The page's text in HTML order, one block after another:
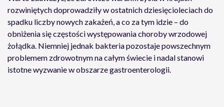
rozwiniętych doprowadziły w ostatnich dziesięcioleciach do
spadku liczby nowych zakażeń, a co za tym idzie – do
obniżenia się częstości występowania choroby wrzodowej
żołądka. Niemniej jednak bakteria pozostaje powszechnym
problemem zdrowotnym na całym świecie i nadal stanowi
istotne wyzwanie w obszarze gastroenterologii.